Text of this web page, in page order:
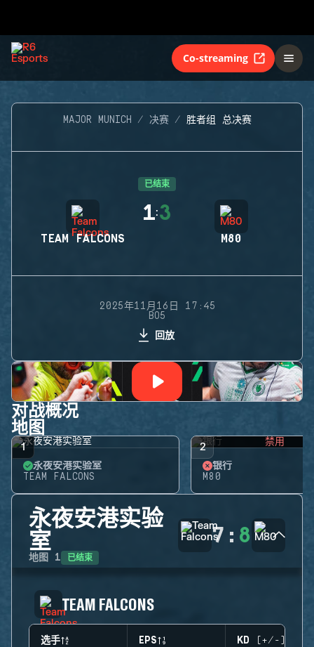
Co-streaming
MAJOR MUNICH 决赛 胜者组 总决赛
已结束
TEAM FALCONS
1:3
M80
2025年11月16日 17:45
BO5
回放
对战概况
地图
1
永夜安港实验室
TEAM FALCONS
2 禁用
银行
M80
永夜安港实验
室
地图 1 已结束
7 : 8
TEAM FALCONS
选手 EPS KD (+/-)